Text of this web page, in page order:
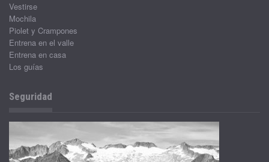
Vestirse
Mochila
Piolet y Crampones
Entrena en el valle
Entrena en casa
Los guías
Seguridad